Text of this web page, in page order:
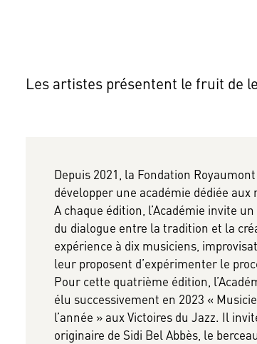
Les artistes présentent le fruit de
Depuis 2021, la Fondation
développer une académie dédiée
A chaque édition, l’Académie invite
du dialogue entre la tradition et la
expérience à dix musiciens,
leur proposent d’expérimenter le
Pour cette quatrième édition,
élu successivement en 2023 «
l’année » aux Victoires du Jazz. Il
originaire de Sidi Bel Abbès, le